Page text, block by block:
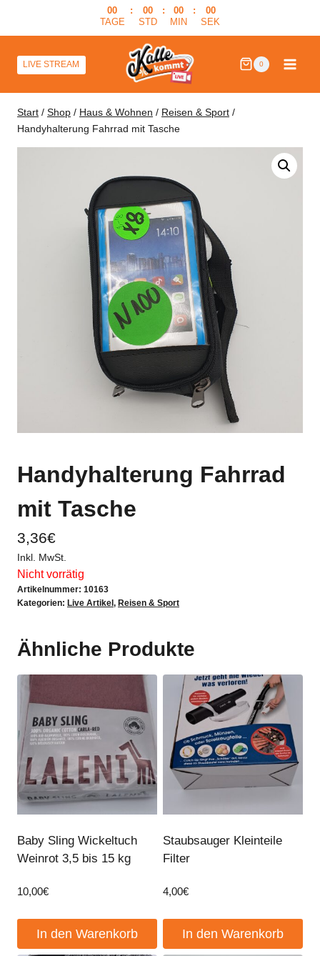
00
TAGE
:
00
STD
:
00
MIN
:
00
SEK
LIVE STREAM 0
Start / Shop / Haus & Wohnen / Reisen & Sport /
Handyhalterung Fahrrad mit Tasche
Handyhalterung Fahrrad
mit Tasche
3,36€
Inkl. MwSt.
Nicht vorrätig
Artikelnummer: 10163
Kategorien: Live Artikel , Reisen & Sport
Ähnliche Produkte
Baby Sling Wickeltuch
Weinrot 3,5 bis 15 kg
10,00€
In den Warenkorb
Staubsauger Kleinteile
Filter
4,00€
In den Warenkorb